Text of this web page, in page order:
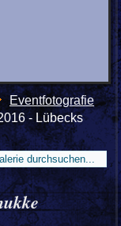
Eventfotografie
- Lübecks